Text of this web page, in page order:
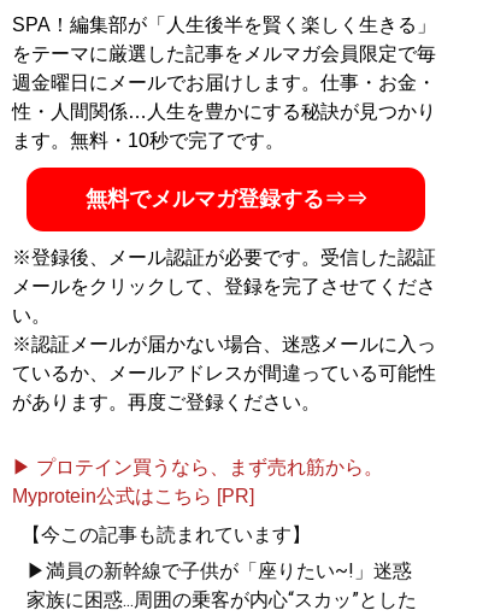
SPA！編集部が「人生後半を賢く楽しく生きる」
をテーマに厳選した記事をメルマガ会員限定で毎
週金曜日にメールでお届けします。仕事・お金・
性・人間関係…人生を豊かにする秘訣が見つかり
ます。無料・10秒で完了です。
無料でメルマガ登録する⇒⇒
※登録後、メール認証が必要です。受信した認証
メールをクリックして、登録を完了させてくださ
い。
※認証メールが届かない場合、迷惑メールに入っ
ているか、メールアドレスが間違っている可能性
があります。再度ご登録ください。
▶ プロテイン買うなら、まず売れ筋から。
Myprotein公式はこちら [PR]
【今この記事も読まれています】
▶満員の新幹線で子供が「座りたい~!」迷惑
家族に困惑...周囲の乗客が内心“スカッ”とした